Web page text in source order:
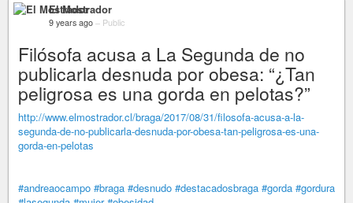
El Mostrador
9 years ago – Public
Filósofa acusa a La Segunda de no
publicarla desnuda por obesa: “¿Tan
peligrosa es una gorda en pelotas?”
http://www.elmostrador.cl/braga/2017/08/31/filosofa-acusa-a-la-
segunda-de-no-publicarla-desnuda-por-obesa-tan-peligrosa-es-una-
gorda-en-pelotas
#andreaocampo #braga #desnudo #destacadosbraga #gorda #gordura